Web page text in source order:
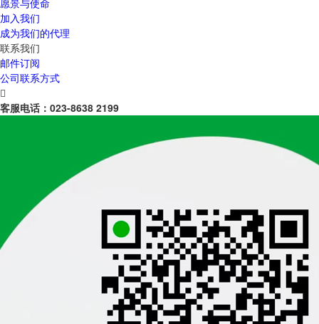
愿景与使命
加入我们
成为我们的代理
联系我们
邮件订阅
公司联系方式

客服电话： 023-8638 2199